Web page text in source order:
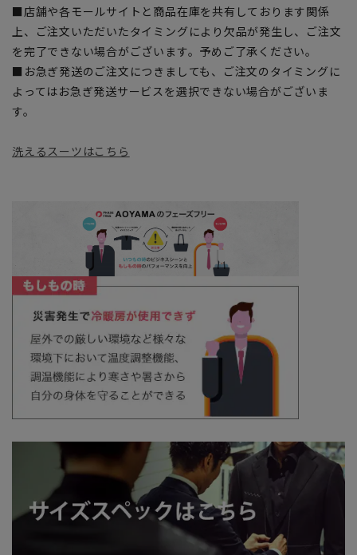
■店舗や各モールサイトと商品在庫を共有しております関係
上、ご注文いただいたタイミングにより欠品が発生し、ご注文
を完了できない場合がございます。予めご了承ください。
■お急ぎ発送のご注文につきましても、ご注文のタイミングに
よってはお急ぎ発送サービスを選択できない場合がございま
す。
洗えるスーツはこちら